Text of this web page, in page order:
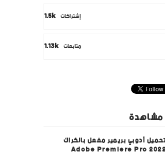
1.5k إشتراكات
1.13k متابعات
مشاهدة
تحميل أدوبي بريمير مفعل بالكراك
Adobe Premiere Pro